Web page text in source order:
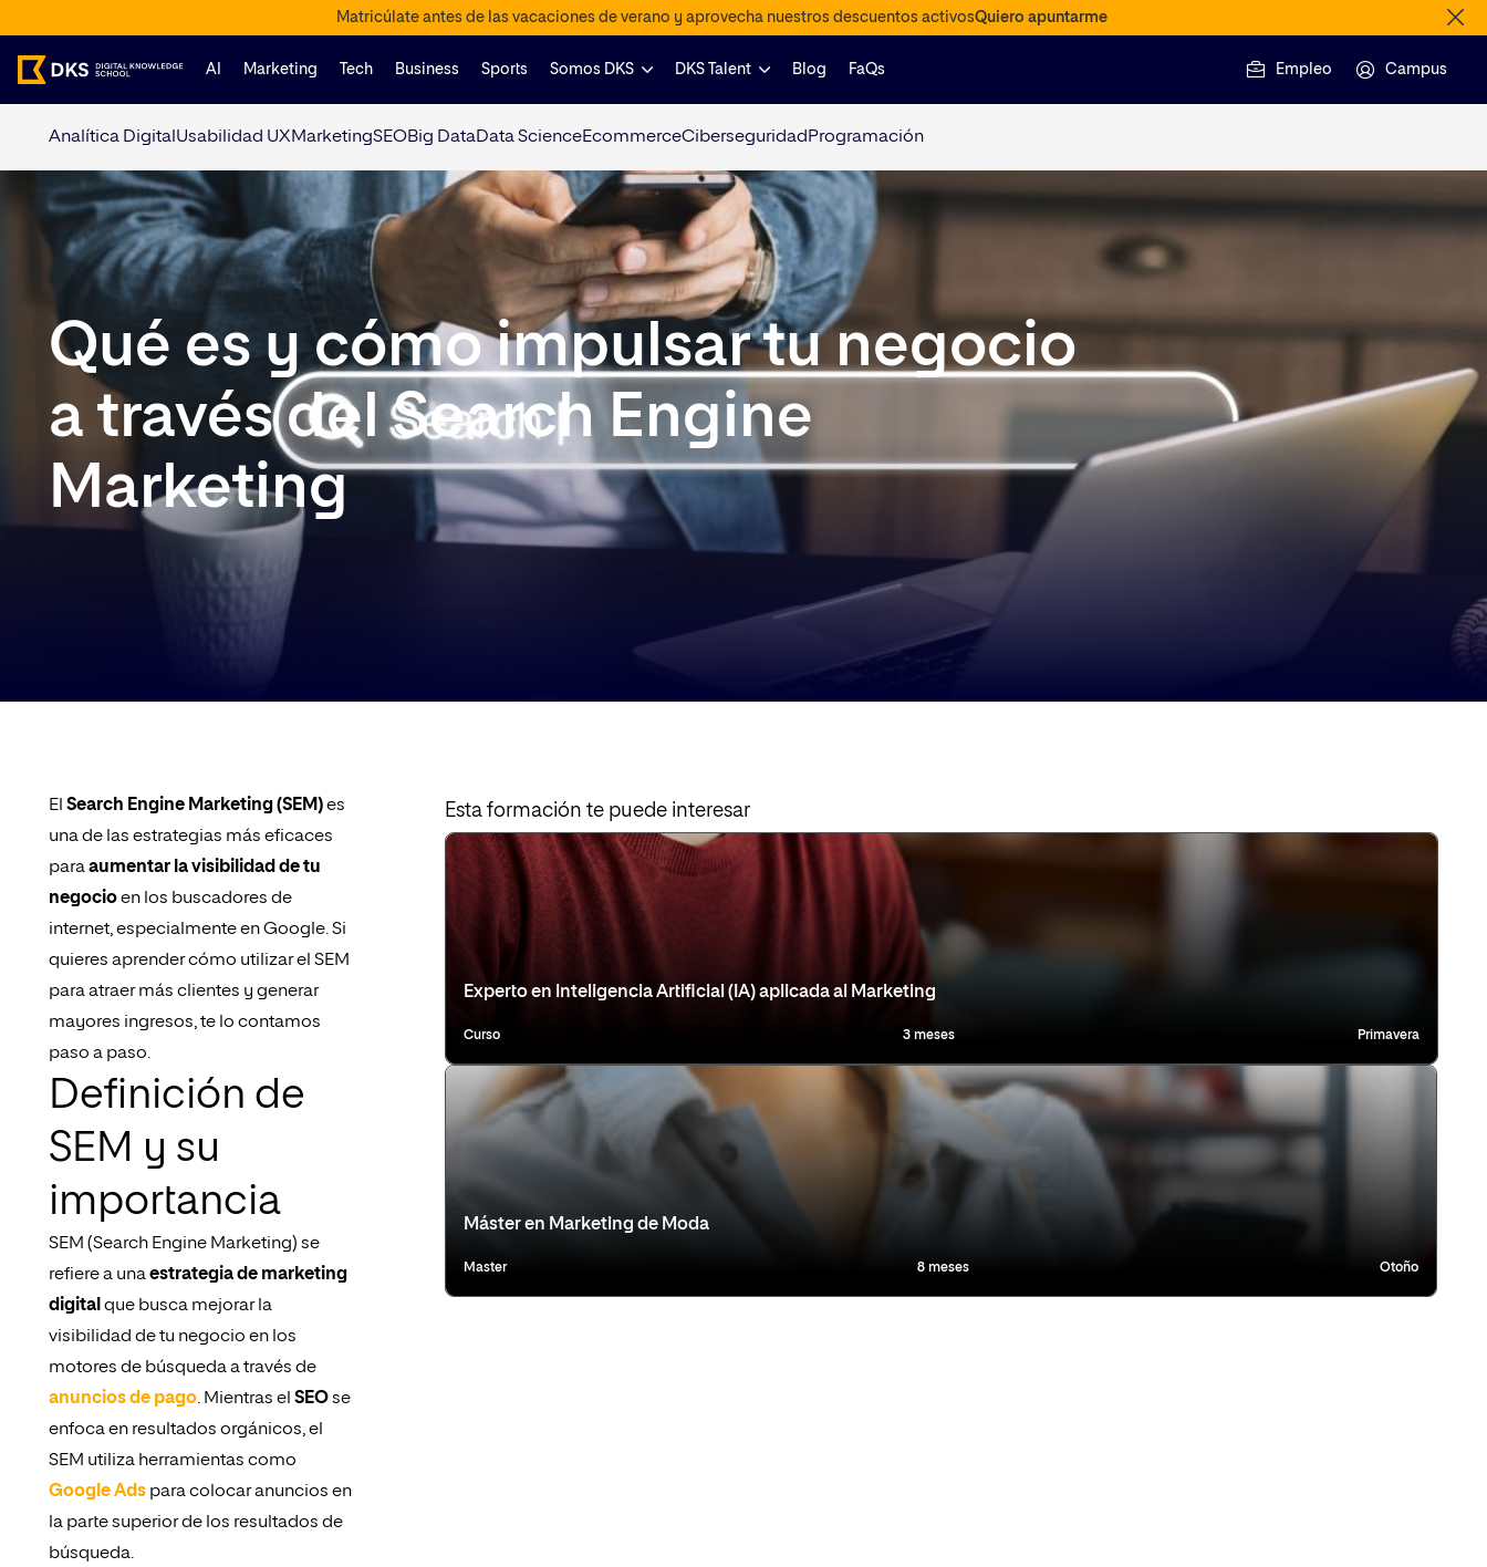
Matricúlate antes de las vacaciones de verano y aprovecha nuestros descuentos activosQuiero apuntarme
AI Marketing Tech Business Sports Somos DKS DKS Talent Blog FaQs Empleo Campus
Analítica Digital Usabilidad UXMarketingSEOBig DataData ScienceEcommerceCiberseguridad Programación
Qué es y cómo impulsar tu negocio
a través del Search Engine
Marketing
El Search Engine Marketing (SEM)es
una de las estrategias más eficaces
paraaumentar la visibilidad de tu
negocioen los buscadores de
internet, especialmente en Google. Si
quieres aprender cómo utilizar el SEM
para atraer más clientes y generar
mayores ingresos, te lo contamos
paso a paso.
Definición de
SEM y su
importancia
SEM (Search Engine Marketing) se
refiere a unaestrategia de marketing
digital que busca mejorar la
visibilidad de tu negocio en los
motores de búsqueda a través de
anuncios de pago. Mientras el SEOse
enfoca en resultados orgánicos, el
SEM utiliza herramientas como
Google Ads para colocar anuncios en
la parte superior de los resultados de
búsqueda.
Esta formación te puede interesar
Experto en Inteligencia Artificial (IA) aplicada al Marketing
Curso 3 meses Primavera
Máster en Marketing de Moda
Master 8 meses Otoño